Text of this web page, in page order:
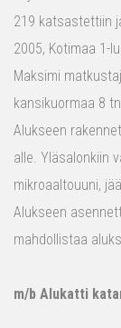
219 katsastettiin
2005, Kotimaa 1-
Maksimi
kansikuormaa 8
Alukseen
alle. Yläsalonkiin
mikroaaltouuni,
Alukseen
mahdollistaa
m/b Alukatti